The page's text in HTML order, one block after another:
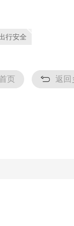
行安全
页 返回